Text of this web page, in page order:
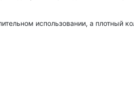
использовании, а плотный